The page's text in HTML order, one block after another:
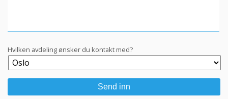
Hvilken avdeling ønsker du kontakt med?